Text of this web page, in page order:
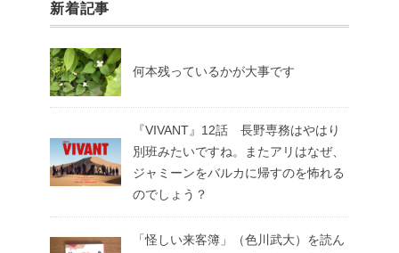
新着記事
何本残っているかが大事です
『VIVANT』12話 長野専務はやはり
別班みたいですね。またアリはなぜ、
ジャミーンをバルカに帰すのを怖れる
のでしょう？
「怪しい来客簿」（色川武大）を読ん